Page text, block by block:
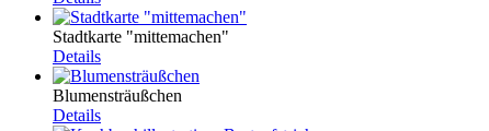
Stadtkarte "mittemachen"
Details
Blumensträußchen
Details